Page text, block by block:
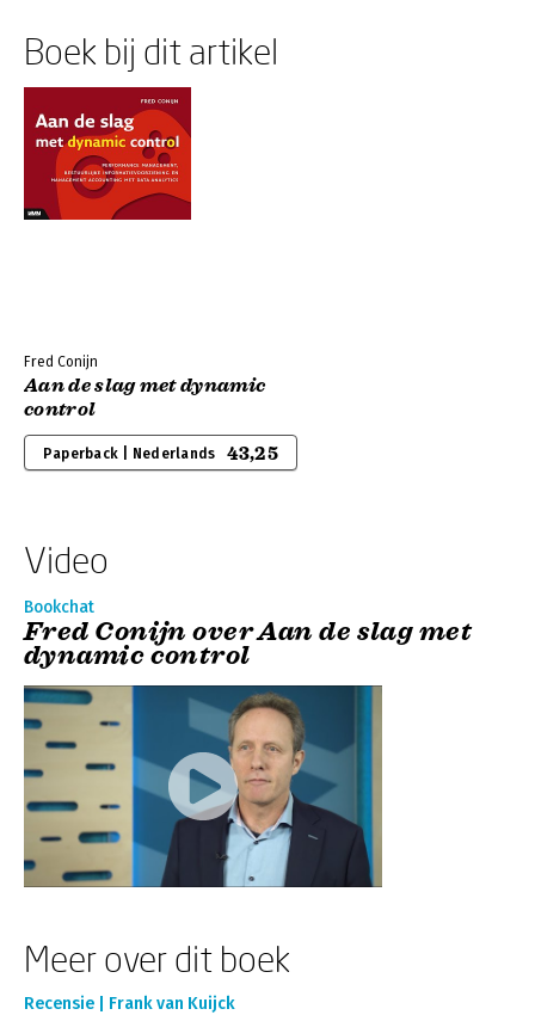
Boek bij dit artikel
Fred Conijn
Aan de slag met dynamic
control
Paperback | Nederlands 43,25
Video
Bookchat
Fred Conijn over Aan de slag met
dynamic control
Meer over dit boek
Recensie | Frank van Kuijck